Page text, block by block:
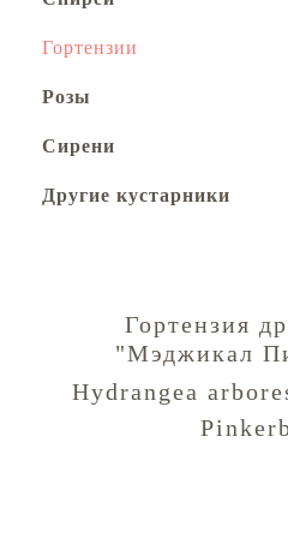
Гортензии
Розы
Сирени
Другие кустарники
Гортензия
"Мэджикал
Hydrangea